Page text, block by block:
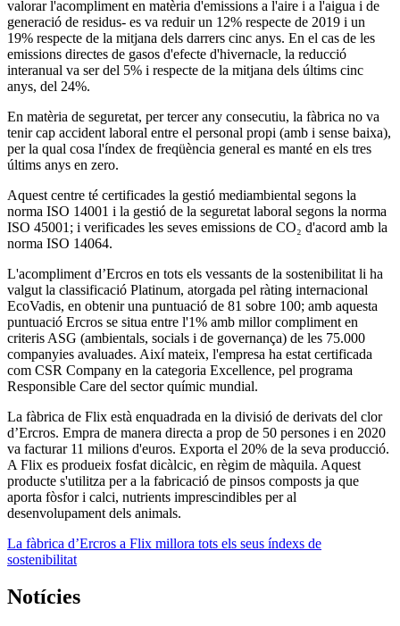
valorar l'acompliment en matèria d'emissions a l'aire i a l'aigua i de
generació de residus- es va reduir un 12% respecte de 2019 i un
19% respecte de la mitjana dels darrers cinc anys. En el cas de les
emissions directes de gasos d'efecte d'hivernacle, la reducció
interanual va ser del 5% i respecte de la mitjana dels últims cinc
anys, del 24%.
En matèria de seguretat, per tercer any consecutiu, la fàbrica no va
tenir cap accident laboral entre el personal propi (amb i sense baixa),
per la qual cosa l'índex de freqüència general es manté en els tres
últims anys en zero.
Aquest centre té certificades la gestió mediambiental segons la
norma ISO 14001 i la gestió de la seguretat laboral segons la norma
ISO 45001; i verificades les seves emissions de CO₂ d'acord amb la
norma ISO 14064.
L'acompliment d’Ercros en tots els vessants de la sostenibilitat li ha
valgut la classificació Platinum, atorgada pel ràting internacional
EcoVadis, en obtenir una puntuació de 81 sobre 100; amb aquesta
puntuació Ercros se situa entre l'1% amb millor compliment en
criteris ASG (ambientals, socials i de governança) de les 75.000
companyies avaluades. Així mateix, l'empresa ha estat certificada
com CSR Company en la categoria Excellence, pel programa
Responsible Care del sector químic mundial.
La fàbrica de Flix està enquadrada en la divisió de derivats del clor
d’Ercros. Empra de manera directa a prop de 50 persones i en 2020
va facturar 11 milions d'euros. Exporta el 20% de la seva producció.
A Flix es produeix fosfat dicàlcic, en règim de màquila. Aquest
producte s'utilitza per a la fabricació de pinsos composts ja que
aporta fòsfor i calci, nutrients imprescindibles per al
desenvolupament dels animals.
La fàbrica d’Ercros a Flix millora tots els seus índexs de
sostenibilitat
Notícies